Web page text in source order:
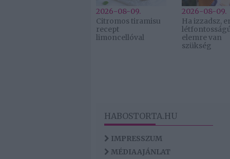
2026-08-09.
Citromos tiramisu
recept
limoncellóval
2026-08-09.
Ha izzadsz,
elemre van
szükség
HABOSTORTA.HU
IMPRESSZUM
MÉDIAAJÁNLAT